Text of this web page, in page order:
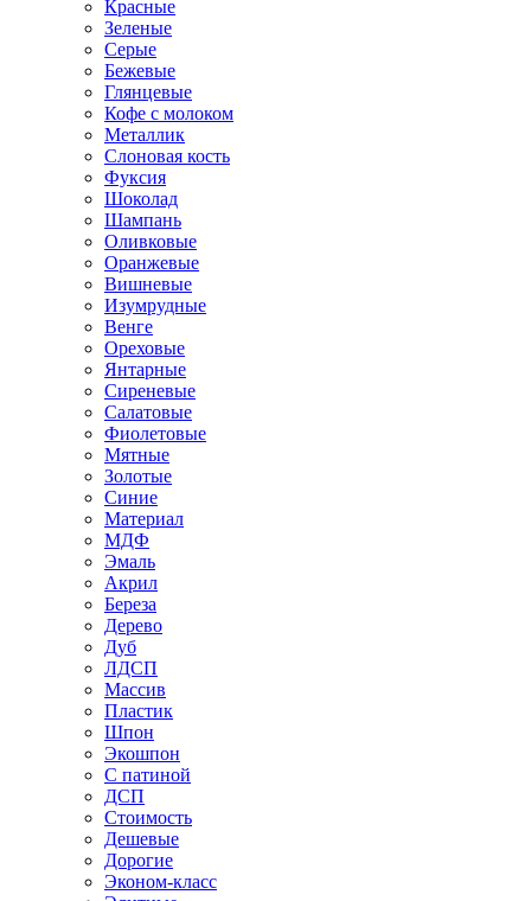
Красные
Зеленые
Серые
Бежевые
Глянцевые
Кофе с молоком
Металлик
Слоновая кость
Фуксия
Шоколад
Шампань
Оливковые
Оранжевые
Вишневые
Изумрудные
Венге
Ореховые
Янтарные
Сиреневые
Салатовые
Фиолетовые
Мятные
Золотые
Синие
Материал
МДФ
Эмаль
Акрил
Береза
Дерево
Дуб
ЛДСП
Массив
Пластик
Шпон
Экошпон
С патиной
ДСП
Стоимость
Дешевые
Дорогие
Эконом-класс